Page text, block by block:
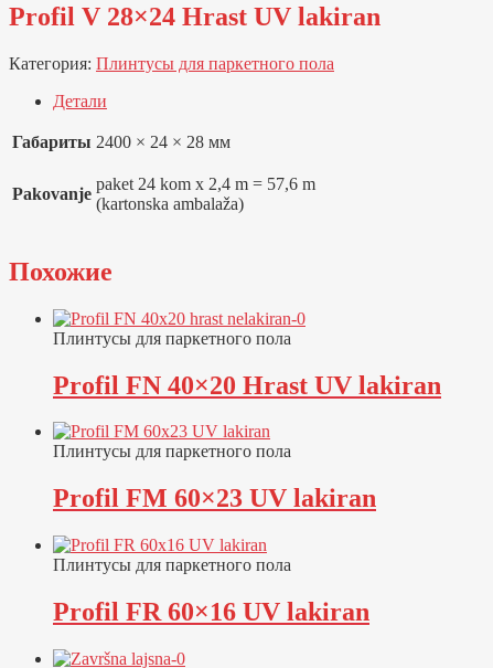
Profil V 28×24 Hrast UV lakiran
Категория: Плинтусы для паркетного пола
Детали
Габариты 2400 × 24 × 28 мм
Pakovanje
paket 24 kom x 2,4 m = 57,6 m
(kartonska ambalaža)
Похожие
Плинтусы для паркетного пола
Profil FN 40×20 Hrast UV lakiran
Плинтусы для паркетного пола
Profil FM 60×23 UV lakiran
Плинтусы для паркетного пола
Profil FR 60×16 UV lakiran